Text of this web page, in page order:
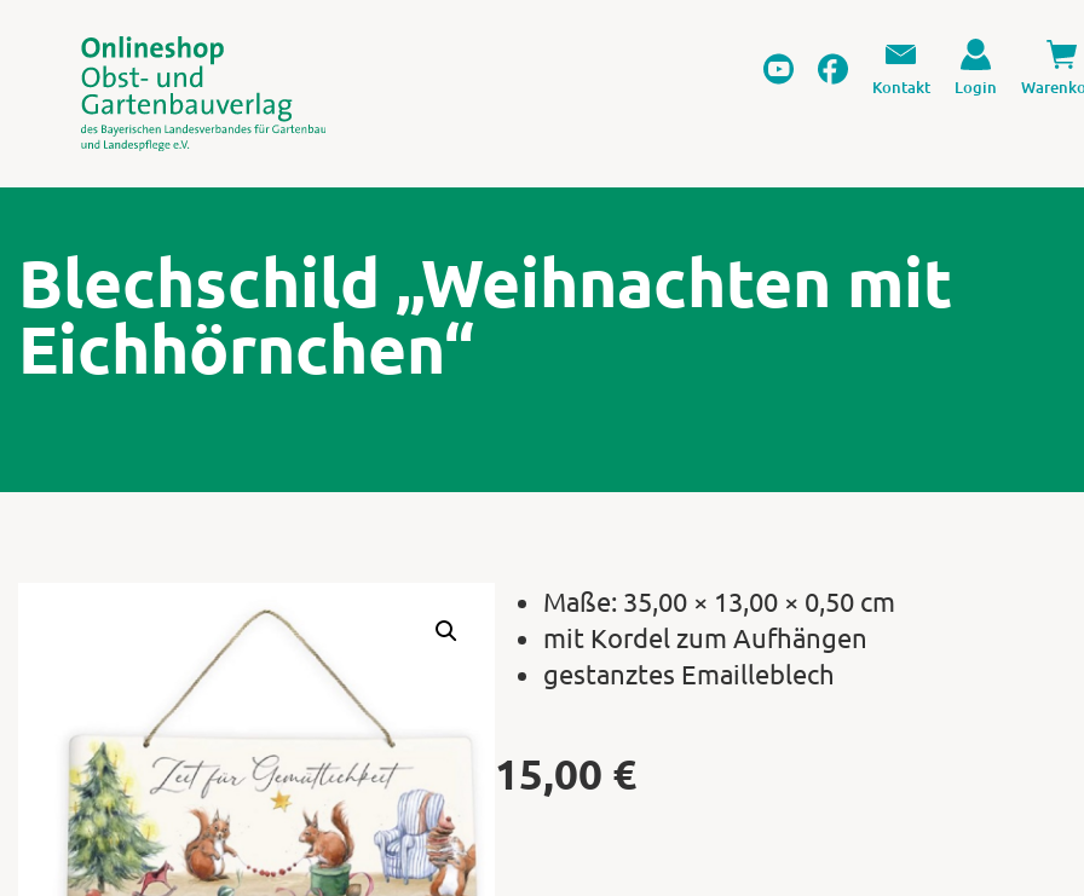
Kontakt Login
Blechschild „Weihnachten mit
Eichhörnchen“
Maße: 35,00 × 13,00 × 0,50 cm
mit Kordel zum Aufhängen
gestanztes Emailleblech
15,00 €